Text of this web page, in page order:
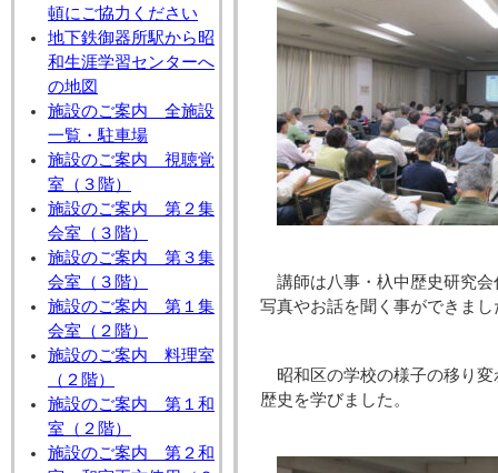
頓にご協力ください
地下鉄御器所駅から昭
和生涯学習センターへ
の地図
施設のご案内 全施設
一覧・駐車場
施設のご案内 視聴覚
室（３階）
施設のご案内 第２集
会室（３階）
施設のご案内 第３集
会室（３階）
施設のご案内 第１集
会室（２階）
施設のご案内 料理室
（２階）
施設のご案内 第１和
室（２階）
施設のご案内 第２和
講師は八事・杁中歴史研究
写真やお話を聞く事ができまし
昭和区の学校の様子の移り
歴史を学びました。